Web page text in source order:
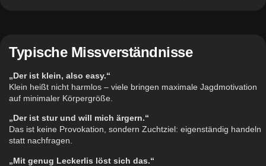
Typische Missverständnisse
„Der ist klein, also easy.“
Klein heißt nicht harmlos – viele bringen maximale Jagdmotivation
auf minimaler Körpergröße.
„Der ist stur und will mich ärgern.“
Das ist keine Provokation, sondern Zuchtziel: eigenständig handeln
statt nachfragen.
„Mit genug Leckerlis löst sich das.“